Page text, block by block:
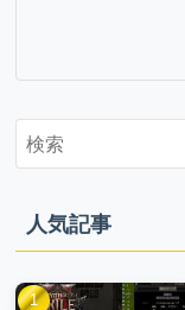
人気記事